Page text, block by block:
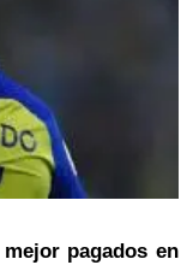
pagados en